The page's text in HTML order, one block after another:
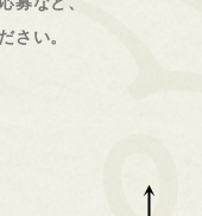
さい。